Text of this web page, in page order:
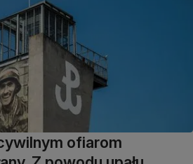
ofiarom